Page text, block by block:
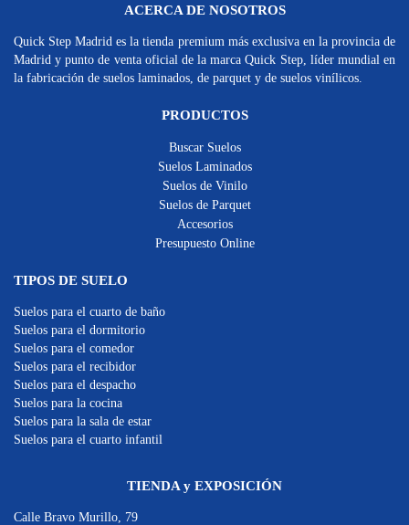
ACERCA DE NOSOTROS
Quick Step Madrid es la tienda premium más exclusiva en la provincia de
Madrid y punto de venta oficial de la marca Quick Step, líder mundial en
la fabricación de suelos laminados, de parquet y de suelos vinílicos.
PRODUCTOS
Buscar Suelos
Suelos Laminados
Suelos de Vinilo
Suelos de Parquet
Accesorios
Presupuesto Online
TIPOS DE SUELO
Suelos para el cuarto de baño
Suelos para el dormitorio
Suelos para el comedor
Suelos para el recibidor
Suelos para el despacho
Suelos para la cocina
Suelos para la sala de estar
Suelos para el cuarto infantil
TIENDA y EXPOSICIÓN
Calle Bravo Murillo, 79